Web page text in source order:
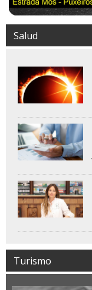
Salud
Turismo